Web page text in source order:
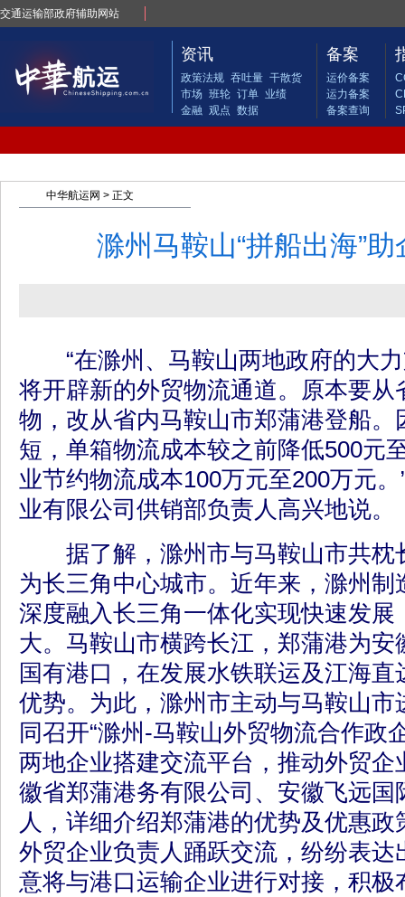
交通运输部政府辅助网站
资讯
政策法规 吞吐量 干散货
市场 班轮 订单 业绩
金融 观点 数据
备案
运价备案
运力备案
备案查询
中华航运网 > 正文
滁州马鞍山“拼船出海”
“在滁州、马鞍山两地政府的大力
将开辟新的外贸物流通道。原本要从
物，改从省内马鞍山市郑蒲港登船。
短，单箱物流成本较之前降低500元
业节约物流成本100万元至200万元
业有限公司供销部负责人高兴地说。
据了解，滁州市与马鞍山市共枕
为长三角中心城市。近年来，滁州
深度融入长三角一体化实现快速发展
大。马鞍山市横跨长江，郑蒲港为
国有港口，在发展水铁联运及江海
优势。为此，滁州市主动与马鞍山市
同召开“滁州-马鞍山外贸物流合作政
两地企业搭建交流平台，推动外贸企
徽省郑蒲港务有限公司、安徽飞远国
人，详细介绍郑蒲港的优势及优惠
外贸企业负责人踊跃交流，纷纷表达
意将与港口运输企业进行对接，积极